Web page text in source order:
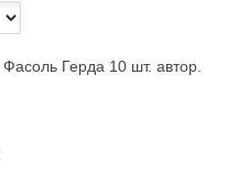
Фасоль Герда 10 шт. автор.